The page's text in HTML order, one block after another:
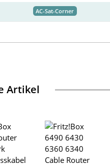
AC-Sat-Corner
Artikel